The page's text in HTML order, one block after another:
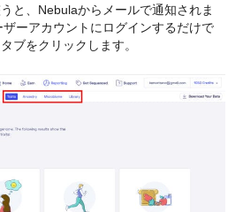
と、Nebulaからメールで通知されま
ーアカウントにログインするだけで
ブをクリックします。